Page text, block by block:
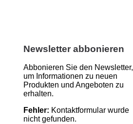
Newsletter abbonieren
Abbonieren Sie den Newsletter,
um Informationen zu neuen
Produkten und Angeboten zu
erhalten.
Fehler: Kontaktformular wurde
nicht gefunden.